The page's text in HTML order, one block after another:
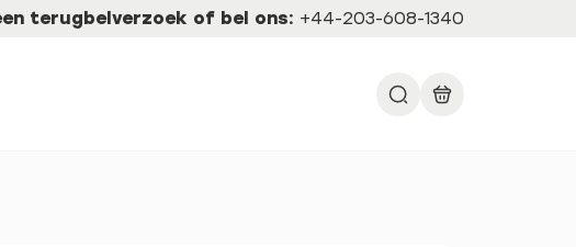
terugbelverzoek of bel ons: +44-203-608-1340